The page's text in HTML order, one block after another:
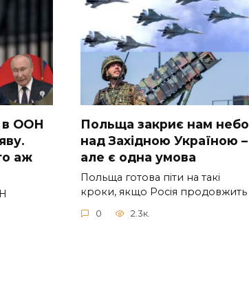
в ООН
аж
Польща закриє нам небо
над Західною Україною –
але є одна умова
Польща готова піти на такі
кроки, якщо Росія продовжить
0 2.3к.